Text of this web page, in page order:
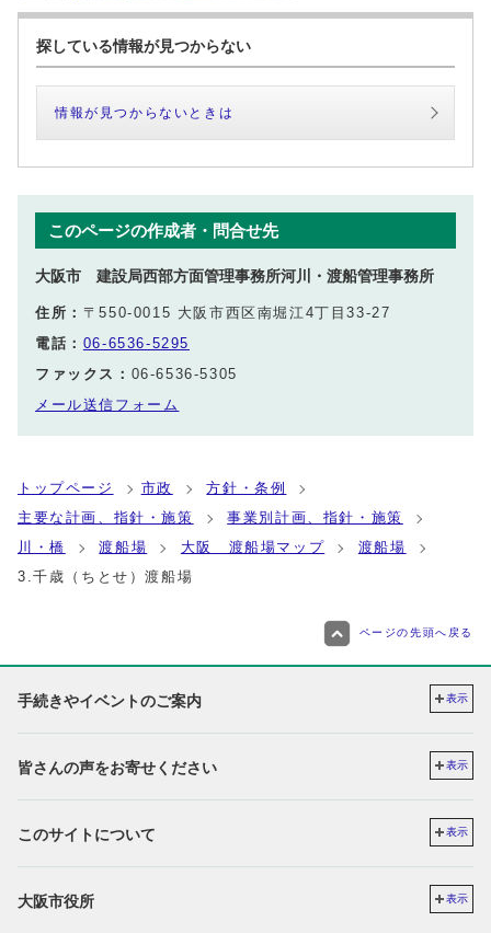
探している情報が見つからない
情報が見つからないときは
このページの作成者・問合せ先
大阪市 建設局西部方面管理事務所河川・渡船管理事務所
住所： 〒550-0015 大阪市西区南堀江4丁目33-27
電話： 06-6536-5295
ファックス： 06-6536-5305
メール送信フォーム
トップページ 市政
方針・条例
主要な計画、指針・施策
事業別計画、指針・施策
川・橋
渡船場 大阪 渡船場マップ
渡船場
3.千歳（ちとせ）渡船場
ページの先頭へ戻る
手続きやイベントのご案内 表示
皆さんの声をお寄せください 表示
このサイトについて 表示
大阪市役所 表示